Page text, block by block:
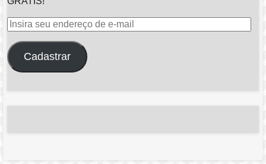
Insira
endereço
de
Cadastrar